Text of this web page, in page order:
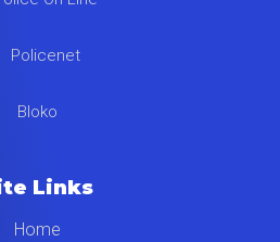
Policenet
Bloko
Links
Home